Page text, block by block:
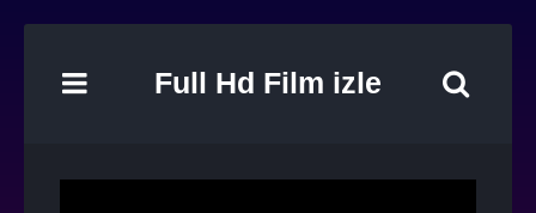
Full Hd Film izle